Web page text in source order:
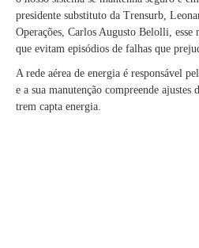
presidente substituto da Trensurb,
Operações, Carlos Augusto Belolli, esse
que evitam episódios de falhas que
A rede aérea de energia é responsável
e a sua manutenção compreende
trem capta energia.